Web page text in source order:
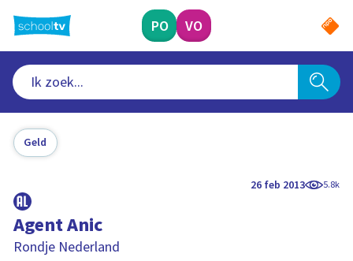
naar
hoofdinhoud
PO VO
Geld
26 feb 2013 5.8k
Agent Anic
Rondje Nederland